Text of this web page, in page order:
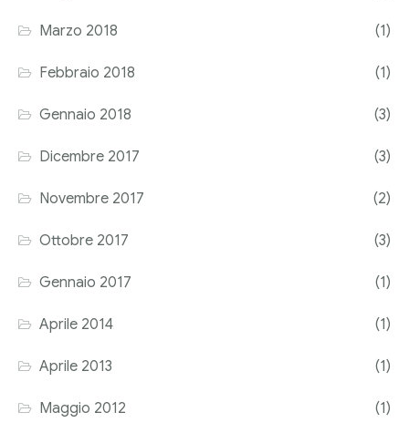
Marzo 2018 (1)
Febbraio 2018 (1)
Gennaio 2018 (3)
Dicembre 2017 (3)
Novembre 2017 (2)
Ottobre 2017 (3)
Gennaio 2017 (1)
Aprile 2014 (1)
Aprile 2013 (1)
Maggio 2012 (1)